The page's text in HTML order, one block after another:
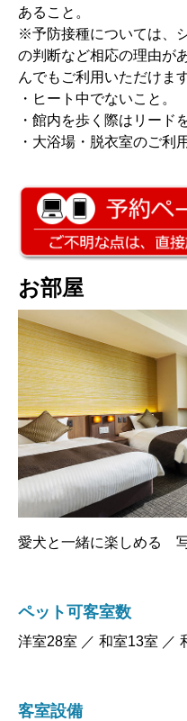
あること。
※予防接種については、
の判断など相応の理由が
んでもご利用いただけます
・ヒート中でないこと。
・館内を歩く際はリード
・大浴場・脱衣室のご利
お部屋
愛犬と一緒に楽しめる
ペット可客室数
洋室28室 ／ 和室13室 ／
客室設備